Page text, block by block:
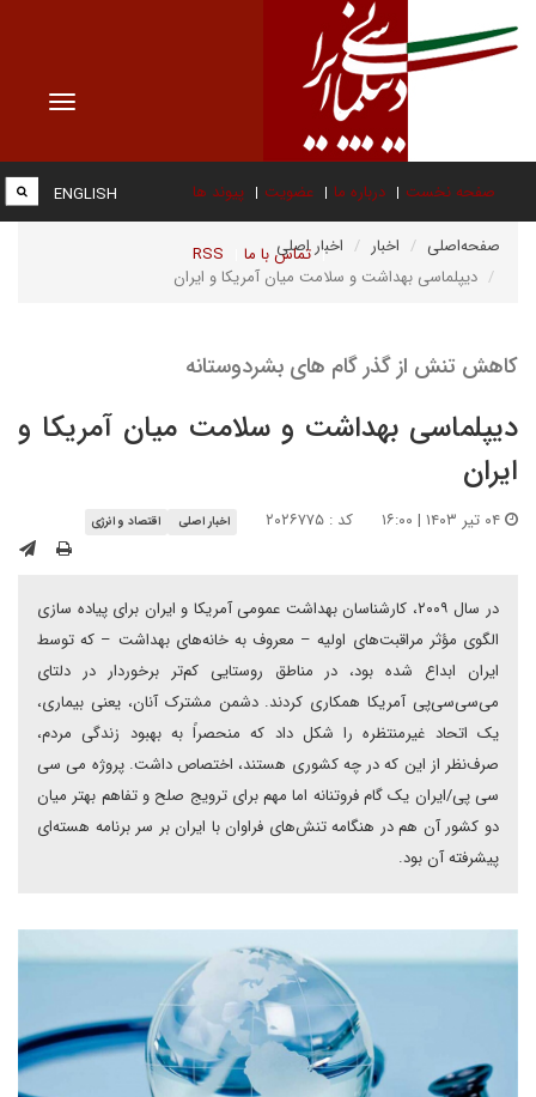
Toggle
صفحه نخست درباره ما عضویت پیوند ها
تماس با ما RSS
ENGLISH
صفحه‌اصلی اخبار
اخبار اصلی
دیپلماسی بهداشت و سلامت میان آمریکا و ایران
کاهش تنش از گذر گام های بشردوستانه
دیپلماسی بهداشت و سلامت میان آمریکا و
ایران
کد : ۲۰۲۶۷۷۵ اخبار اصلی اقتصاد و انرژی
در سال ۲۰۰۹، کارشناسان بهداشت عمومی آمریکا و ایران برای پیاده سازی
الگوی مؤثر مراقبت‌های اولیه – معروف به خانه‌های بهداشت – که توسط
ایران ابداع شده بود، در مناطق روستایی کم‌تر برخوردار در دلتای
می‌سی‌سی‌پی آمریکا همکاری کردند. دشمن مشترک آنان، یعنی بیماری،
یک اتحاد غیرمنتظره را شکل داد که منحصراً به بهبود زندگی مردم،
صرف‌نظر از این که در چه کشوری هستند، اختصاص داشت. پروژه می سی
سی پی/ایران یک گام فروتنانه اما مهم برای ترویج صلح و تفاهم بهتر میان
دو کشور آن هم در هنگامه تنش‌های فراوان با ایران بر سر برنامه هسته‌ای
پیشرفته آن بود.